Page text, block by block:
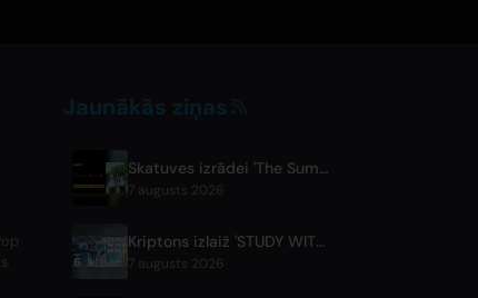
Jaunākās ziņas
Skatuves izrādei 'The Summer Hikaru Died' piešķirts globāls bezmaksas straumēšanas tiešraide ABEMA
7 augusts 2026
Kriptons izlaiž 'STUDY WITH MIKU - part6 -' instrumentālās BGM video
7 augusts 2026